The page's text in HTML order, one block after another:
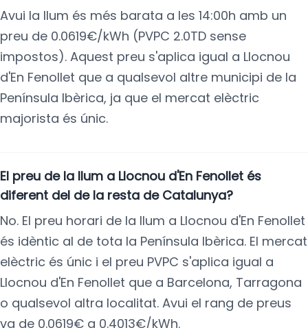
Avui la llum és més barata a les 14:00h amb un
preu de 0.0619€/kWh (PVPC 2.0TD sense
impostos). Aquest preu s'aplica igual a Llocnou
d'En Fenollet que a qualsevol altre municipi de la
Península Ibèrica, ja que el mercat elèctric
majorista és únic.
El preu de la llum a Llocnou d'En Fenollet és
diferent del de la resta de Catalunya?
No. El preu horari de la llum a Llocnou d'En Fenollet
és idèntic al de tota la Península Ibèrica. El mercat
elèctric és únic i el preu PVPC s'aplica igual a
Llocnou d'En Fenollet que a Barcelona, Tarragona
o qualsevol altra localitat. Avui el rang de preus
va de 0.0619€ a 0.4013€/kWh.